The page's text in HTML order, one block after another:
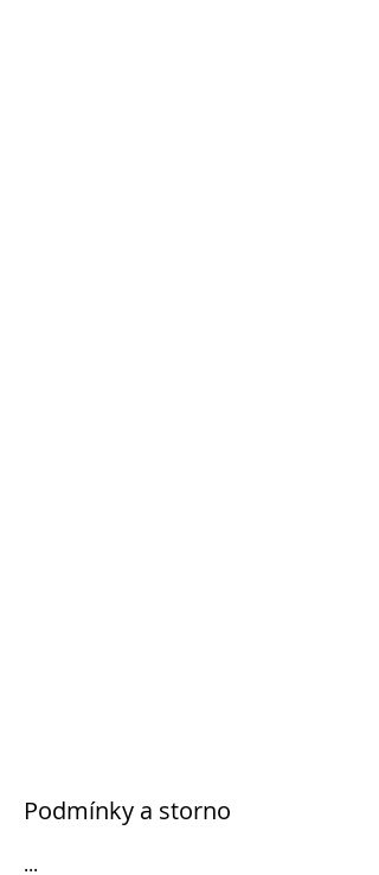
Podmínky a storno
...